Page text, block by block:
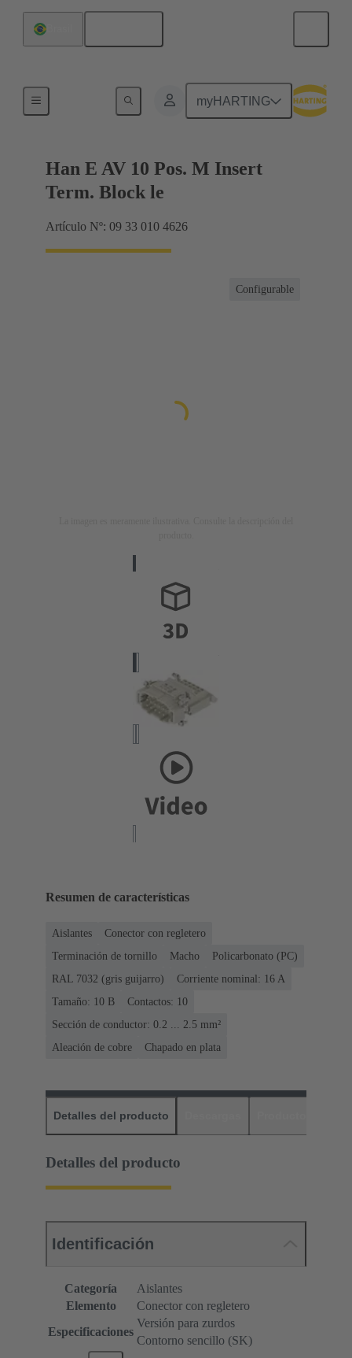
myHARTING
Conector con regletero
Han E AV 10 Pos. M Insert
Term. Block le
Artículo Nº: 09 33 010 4626
Configurable
Resumen de características
Aislantes
Conector con regletero
Terminación de tornillo
Macho
Policarbonato (PC)
RAL 7032 (gris guijarro)
Corriente nominal: ‌16 A
Tamaño: 10 B
Contactos: 10
Sección de conductor: 0.2 ... 2.5 mm²
Aleación de cobre
Chapado en plata
Detalles del producto
Detalles del producto
Identificación
Categoría
Aislantes
Elemento
Conector con regletero
Especificaciones
Versión para zurdos
Contorno sencillo (SK)